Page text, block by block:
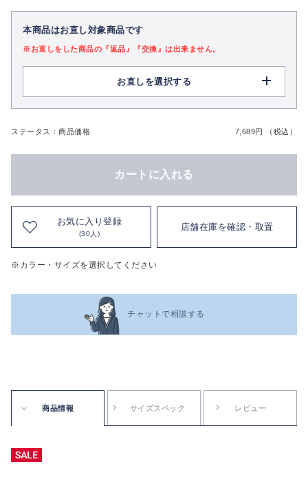
本商品はお直し対象商品です
※お直しをした商品の『返品』『交換』は出来ません。
お直しを選択する
ステータス：商品価格 7,689円 （税込）
カートに入れる
お気に入り登録
(30人)
店舗在庫を確認・取置
※カラー・サイズを選択してください
チャットで相談する
商品情報 サイズスペック レビュー